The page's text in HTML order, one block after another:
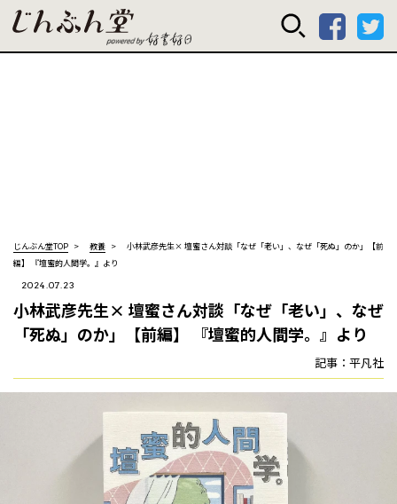
じんぶん堂
じんぶん堂TOP 教養
小林武彦先生× 壇蜜さん対談「なぜ「老い」、なぜ「死ぬ」のか」【前
編】 ――『壇蜜的人間学。』より
2024.07.23
小林武彦先生× 壇蜜さん対談「なぜ「老い」、なぜ
「死ぬ」のか」【前編】 ――『壇蜜的人間学。』より
記事：平凡社